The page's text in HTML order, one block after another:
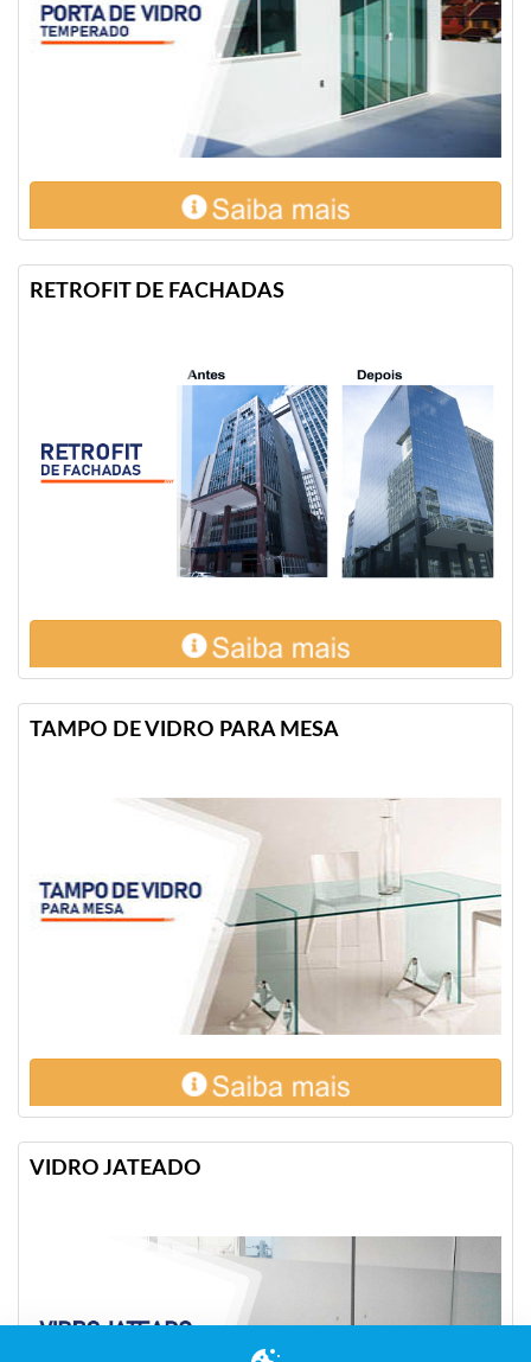
RETROFIT DE FACHADAS
TAMPO DE VIDRO PARA MESA
VIDRO JATEADO